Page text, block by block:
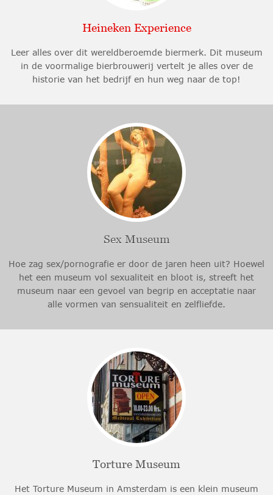
Heineken Experience
Leer alles over dit wereldberoemde biermerk. Dit museum
in de voormalige bierbrouwerij vertelt je alles over de
historie van het bedrijf en hun weg naar de top!
Sex Museum
Hoe zag sex/pornografie er door de jaren heen uit? Hoewel
het een museum vol sexualiteit en bloot is, streeft het
museum naar een gevoel van begrip en acceptatie naar
alle vormen van sensualiteit en zelfliefde.
Torture Museum
Het Torture Museum in Amsterdam is een klein museum